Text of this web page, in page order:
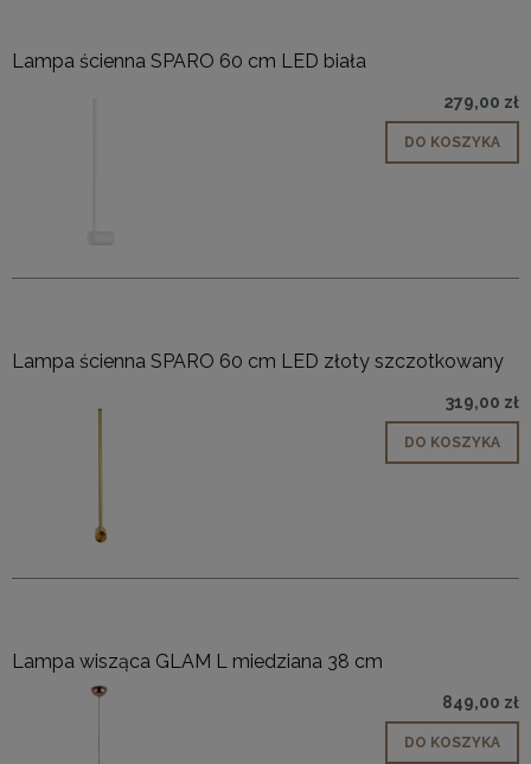
Lampa ścienna SPARO 60 cm LED biała
279,00 zł
DO KOSZYKA
Lampa ścienna SPARO 60 cm LED złoty szczotkowany
319,00 zł
DO KOSZYKA
Lampa wisząca GLAM L miedziana 38 cm
849,00 zł
DO KOSZYKA